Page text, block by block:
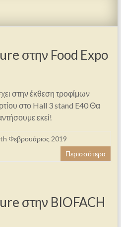
στην Food Expo
στην έκθεση τροφίμων
στο Hall 3 stand E40 Θα
εκεί!
Φεβρουάριος 2019
Περισσότερα
στην BIOFACH